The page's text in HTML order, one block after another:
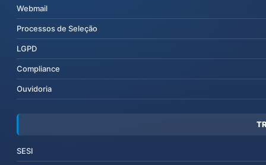
Webmail
Processos de Seleção
LGPD
Compliance
Ouvidoria
SESI